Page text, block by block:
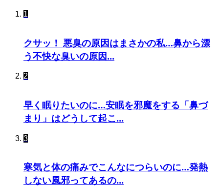
1
クサッ！ 悪臭の原因はまさかの私…鼻から漂
う不快な臭いの原因...
2
早く眠りたいのに…安眠を邪魔をする「鼻づ
まり」はどうして起こ...
3
寒気と体の痛みでこんなにつらいのに…発熱
しない風邪ってあるの...